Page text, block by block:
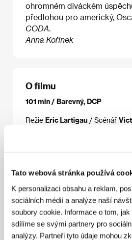
Tato webová stránka používá
K personalizaci obsahu a reklam,
sociálních médií a analýze naší
soubory cookie. Informace o tom,
sdílíme se svými partnery pro
analýzy. Partneři tyto údaje mohou
ohromném diváckém
předlohou pro americký,
CODA
Anna Kořínek
O filmu
101 min / Barevný, DCP
Režie Eric Lartigau / Scénář
Evgueni
Jehelmann, Philippe Rousselet,
/ VýrobaMars Films /
Cinema, Quarante 12 Films,
Nexus Factory, Umedia/ Hrají
François Damiens, Eric
Roxane Duran/ Sales SND
Distributor Film Europe s.r.o.